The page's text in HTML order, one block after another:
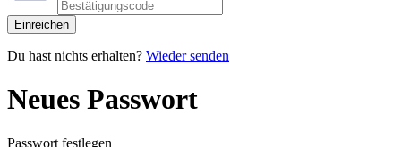
Einreichen
Du hast nichts erhalten? Wieder senden
Neues Passwort
Passwort festlegen